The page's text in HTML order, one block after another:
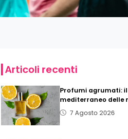
Articoli recenti
Profumi agrumati:
mediterraneo delle
7 Agosto 2026